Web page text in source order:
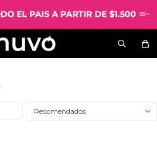
Recomendados